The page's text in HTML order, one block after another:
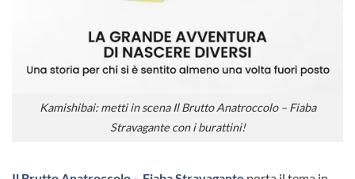
Kamishibai: metti in scena Il Brutto Anatroccolo – Fiaba
Stravagante con i burattini!